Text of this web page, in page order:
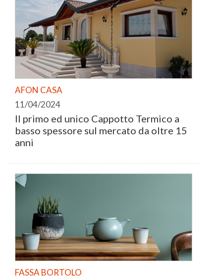
AFON CASA
11/04/2024
Il primo ed unico Cappotto Termico a
basso spessore sul mercato da oltre 15
anni
FASSA BORTOLO